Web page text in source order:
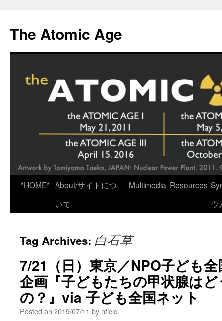
content
The Atomic Age
*HOME* About/サイトにつ
いて
Multimedia Resources
ウ
Tag Archives: 白石草
7/21（日）東京／NPO子ども
企画『子どもたちの甲状腺は
の？』via 子ども全国ネット
Posted on 2019/07/11 by nfield